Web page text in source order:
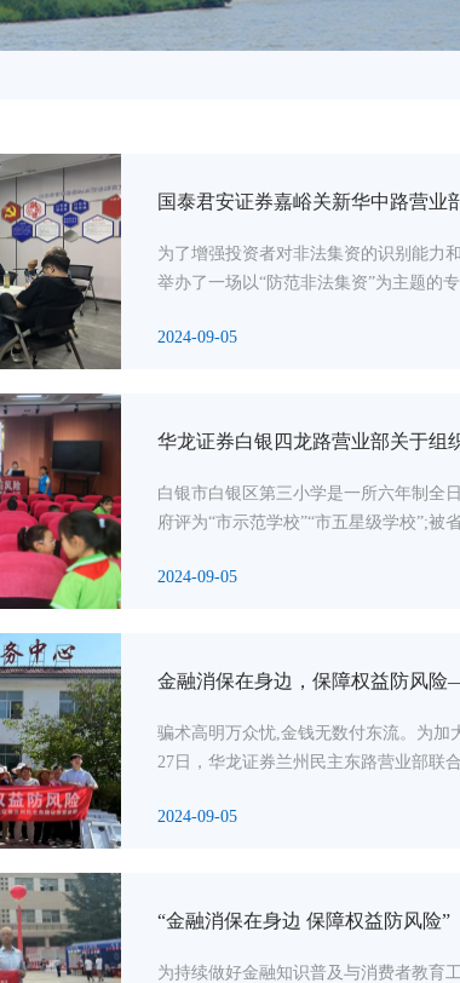
国泰君安证券嘉峪关新华中路营业
为了增强投资者对非法集资的识别能力
举办了一场以“防范非法集资”为主题的
2024-09-05
华龙证券白银四龙路营业部关于组
白银市白银区第三小学是一所六年制全
府评为“市示范学校”“市五星级学校”;被
2024-09-05
金融消保在身边，保障权益防风
骗术高明万众忧,金钱无数付东流。为加
27日，华龙证券兰州民主东路营业部联
2024-09-05
“金融消保在身边 保障权益防风险”
为持续做好金融知识普及与消费者教育